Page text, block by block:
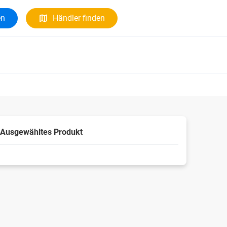
Händler finden
Ausgewähltes Produkt